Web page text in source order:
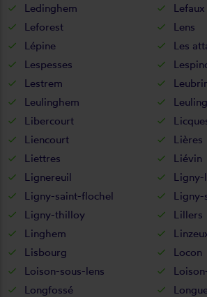
Ledinghem
Lefaux
Leforest
Lens
Lépine
Les
Lespesses
Lestrem
Leulinghem
Libercourt
Liencourt
Lières
Liettres
Liévin
Lignereuil
Ligny-
Ligny-saint-flochel
Ligny-
Ligny-thilloy
Lillers
Linghem
Lisbourg
Locon
Loison-sous-lens
Longfossé